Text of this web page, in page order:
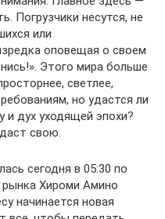
Погрузчики несутся, не
или
оповещая о своем
Этого мира больше
светлее,
но удастся ли
и дух уходящей эпохи?
свою.
сегодня в 05:30 по
Хироми Амино
начинается новая